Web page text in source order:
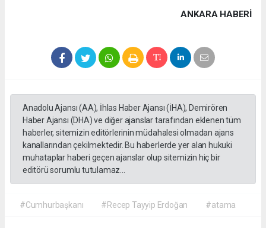
ANKARA HABERİ
Anadolu Ajansı (AA), İhlas Haber Ajansı (İHA), Demirören
Haber Ajansı (DHA) ve diğer ajanslar tarafından eklenen tüm
haberler, sitemizin editörlerinin müdahalesi olmadan ajans
kanallarından çekilmektedir. Bu haberlerde yer alan hukuki
muhataplar haberi geçen ajanslar olup sitemizin hiç bir
editörü sorumlu tutulamaz...
#Cumhurbaşkanı #Recep Tayyip Erdoğan #atama